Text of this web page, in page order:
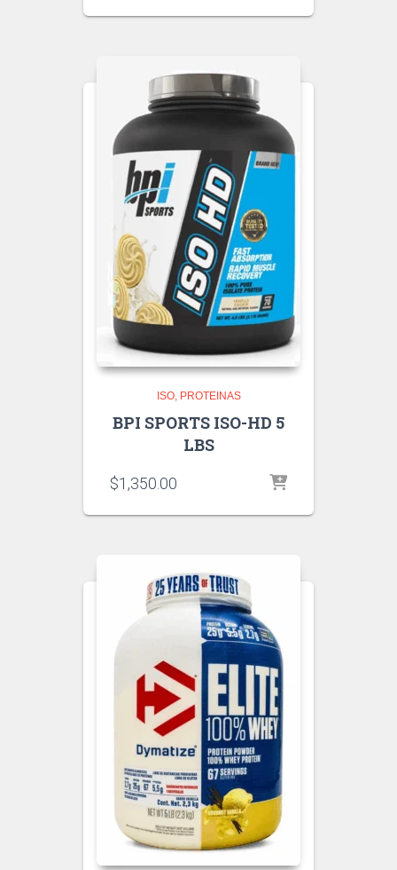
ISO PROTEINAS
BPI SPORTS ISO-HD 5
LBS
$1,350.00